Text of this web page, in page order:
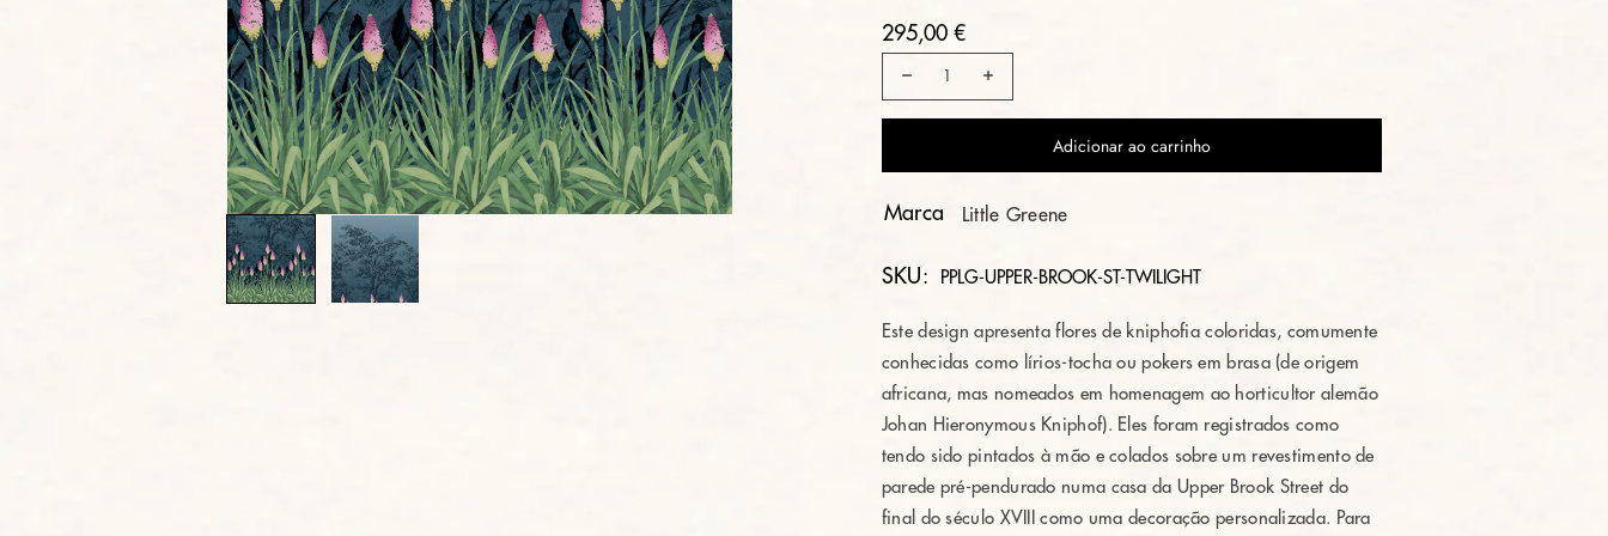
295,00 €
Adicionar ao carrinho
Marca Little Greene
SKU: PPLG-UPPER-BROOK-ST-TWILIGHT
Este design apresenta flores de kniphofia coloridas, comumente
conhecidas como lírios-tocha ou pokers em brasa (de origem
africana, mas nomeados em homenagem ao horticultor alemão
Johan Hieronymous Kniphof). Eles foram registrados como
tendo sido pintados à mão e colados sobre um revestimento de
parede pré-pendurado numa casa da Upper Brook Street do
final do século XVIII como uma decoração personalizada. Para